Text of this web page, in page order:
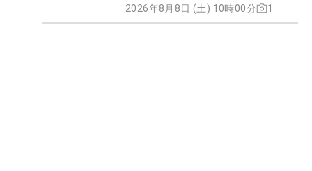
2026年8月8日 (土) 10時00分 1